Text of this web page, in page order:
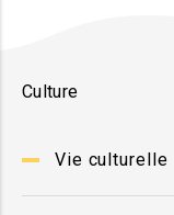
Culture
Vie culturelle